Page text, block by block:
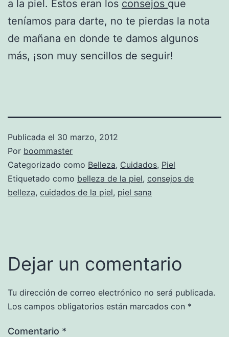
a la piel. Estos eran los consejos que
teníamos para darte, no te pierdas la nota
de mañana en donde te damos algunos
más, ¡son muy sencillos de seguir!
Publicada el 30 marzo, 2012
Por boommaster
Categorizado como Belleza, Cuidados, Piel
Etiquetado como belleza de la piel, consejos de
belleza, cuidados de la piel, piel sana
Dejar un comentario
Tu dirección de correo electrónico no será publicada.
Los campos obligatorios están marcados con *
Comentario *